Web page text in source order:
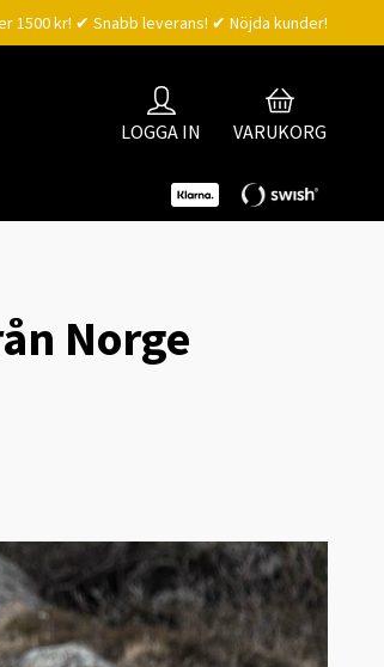
1500 kr! ✔ Snabb leverans! ✔ Nöjda kunder!
LOGGA IN VARUKORG
Norge